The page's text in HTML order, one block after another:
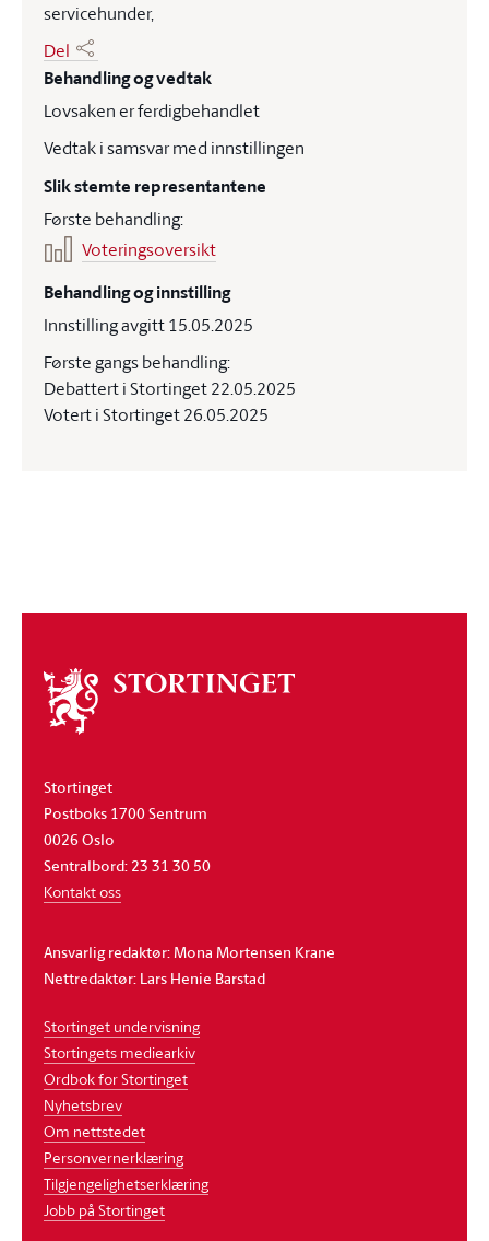
servicehunder,
Del
Behandling og vedtak
Lovsaken er ferdigbehandlet
Vedtak i samsvar med innstillingen
Slik stemte representantene
Første behandling:
Voteringsoversikt
Behandling og innstilling
Innstilling avgitt 15.05.2025
Første gangs behandling:
Debattert i Stortinget 22.05.2025
Votert i Stortinget 26.05.2025
Om
stortinget
Stortinget
Postboks 1700 Sentrum
0026 Oslo
Sentralbord: 23 31 30 50
Kontakt oss
Ansvarlig redaktør: Mona Mortensen Krane
Nettredaktør: Lars Henie Barstad
Stortinget undervisning
Stortingets mediearkiv
Ordbok for Stortinget
Nyhetsbrev
Om nettstedet
Personvernerklæring
Tilgjengelighetserklæring
Jobb på Stortinget